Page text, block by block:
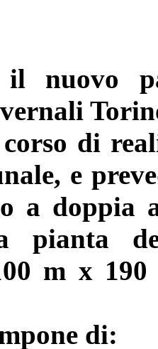
il nuovo
di
e
a doppia
pianta
m x
di: